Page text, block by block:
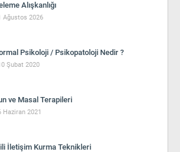
Alışkanlığı
Ağustos 2026
Psikoloji / Psikopatoloji Nedir ?
Şubat 2020
ve Masal Terapileri
Haziran 2021
İletişim Kurma Teknikleri